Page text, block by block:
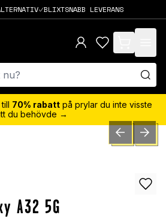
BLIXTSNABB LEVERANS
items in cart,
70% rabatt på prylar du inte visste
du behövde →
PREVIOUSNEXT
A32 5G